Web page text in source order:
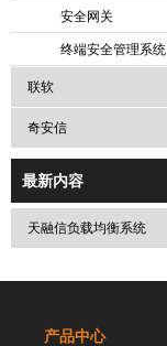
安全网关
终端安全管理系统
联软
奇安信
最新内容
天融信负载均衡系统
产品中心